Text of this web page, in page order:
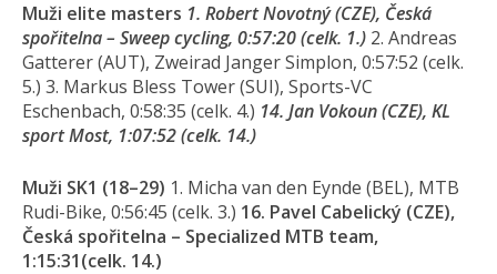
Muži elite masters 1. Robert Novotný (CZE), Česká
spořitelna – Sweep cycling, 0:57:20 (celk. 1.) 2. Andreas
Gatterer (AUT), Zweirad Janger Simplon, 0:57:52 (celk.
5.) 3. Markus Bless Tower (SUI), Sports-VC
Eschenbach, 0:58:35 (celk. 4.) 14. Jan Vokoun (CZE), KL
sport Most, 1:07:52 (celk. 14.)
Muži SK1 (18–29) 1. Micha van den Eynde (BEL), MTB
Rudi-Bike, 0:56:45 (celk. 3.) 16. Pavel Cabelický (CZE),
Česká spořitelna – Specialized MTB team,
1:15:31(celk. 14.)